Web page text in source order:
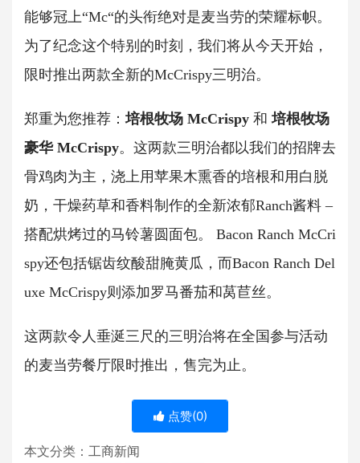
能够冠上“Mc“的头衔绝对是麦当劳的荣耀标帜。
为了纪念这个特别的时刻，我们将从今天开始，
限时推出两款全新的McCrispy三明治。
郑重为您推荐：培根牧场 McCrispy 和 培根牧场
豪华 McCrispy。这两款三明治都以我们的招牌去
骨鸡肉为主，浇上用苹果木熏香的培根和用白脱
奶，干燥药草和香料制作的全新浓郁Ranch酱料 –
搭配烘烤过的马铃薯圆面包。 Bacon Ranch McCri
spy还包括锯齿纹酸甜腌黄瓜，而Bacon Ranch Del
uxe McCrispy则添加罗马番茄和莴苣丝。
这两款令人垂涎三尺的三明治将在全国参与活动
的麦当劳餐厅限时推出，售完为止。
点赞(0)
本文分类： 工商新闻